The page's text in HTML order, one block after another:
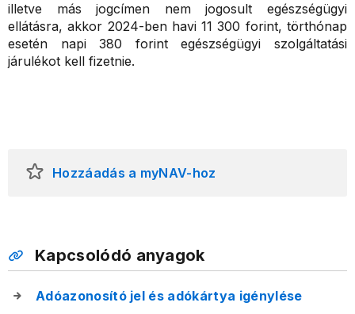
illetve más jogcímen nem jogosult egészségügyi
ellátásra, akkor 2024-ben havi 11 300 forint, törthónap
esetén napi 380 forint egészségügyi szolgáltatási
járulékot kell fizetnie.
Hozzáadás a myNAV-hoz
Kapcsolódó anyagok
Adóazonosító jel és adókártya igénylése